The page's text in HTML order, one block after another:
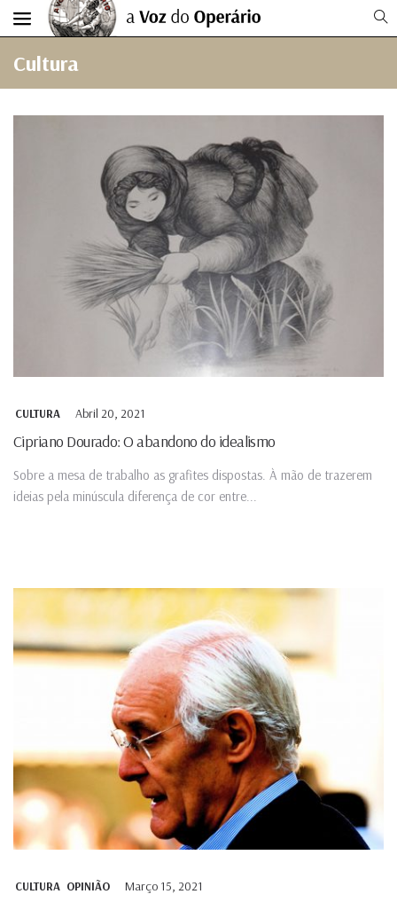
Cultura
CULTURA Abril 20, 2021
Cipriano Dourado: O abandono do idealismo
Sobre a mesa de trabalho as grafites dispostas. À mão de trazerem
ideias pela minúscula diferença de cor entre...
CULTURA OPINIÃO Março 15, 2021